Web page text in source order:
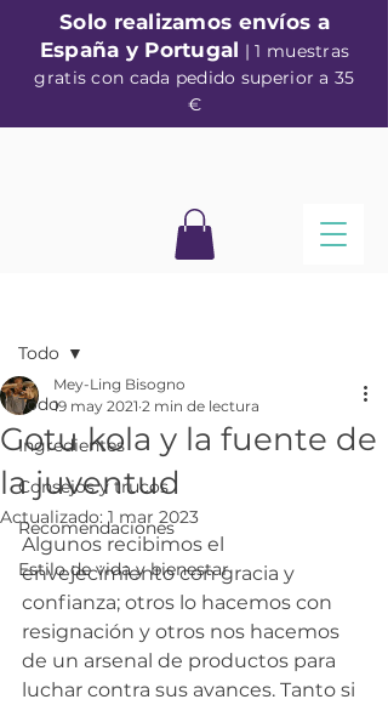
Solo realizamos envíos a
España y Portugal | 1 muestras
gratis con cada pedido superior a 35
€
Todo
Ingredientes
Consejos y trucos
Recomendaciones
Estilo de vida y bienestar
Todo
Gotu kola y la fuente de
la juventud
Mey-Ling Bisogno
19 may 2021 2 min de lectura
Actualizado: 1 mar 2023
Algunos recibimos el
envejecimiento con gracia y
confianza; otros lo hacemos con
resignación y otros nos hacemos
de un arsenal de productos para
luchar contra sus avances. Tanto si